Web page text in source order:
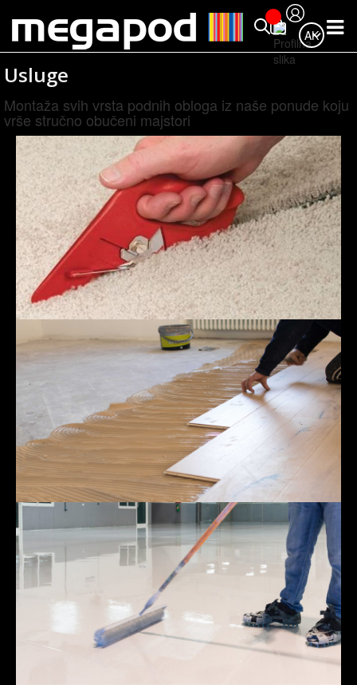
AK
Usluge
Montaža svih vrsta podnih obloga iz naše ponude koju
vrše stručno obučeni majstori
Krojenje